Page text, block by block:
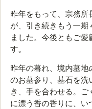
昨年をもって、宗務所
が、引き続きもう一期
ました。今後ともご愛
す。
昨年の暮れ、境内墓地
のお墓参り、墓石を洗
き、手を合わせる。
に漂う香の香りに、い